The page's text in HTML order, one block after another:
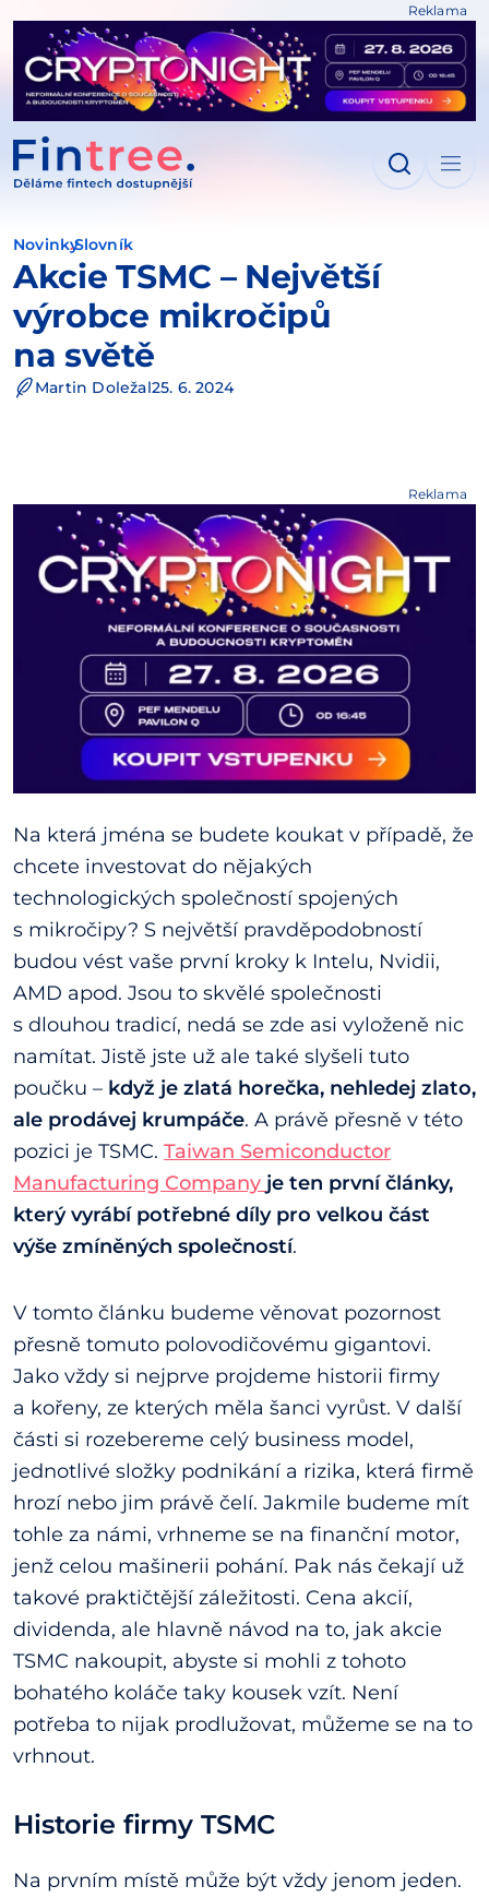
Reklama
NovinkySlovník
Akcie TSMC – Největší
výrobce mikročipů
na světě
Martin Doležal25. 6. 2024
Reklama
Na která jména se budete koukat v případě, že
chcete investovat do nějakých
technologických společností spojených
s mikročipy? S největší pravděpodobností
budou vést vaše první kroky k Intelu, Nvidii,
AMD apod. Jsou to skvělé společnosti
s dlouhou tradicí, nedá se zde asi vyloženě nic
namítat. Jistě jste už ale také slyšeli tuto
poučku – když je zlatá horečka, nehledej zlato,
ale prodávej krumpáče. A právě přesně v této
pozici je TSMC. Taiwan Semiconductor
Manufacturing Company je ten první články,
který vyrábí potřebné díly pro velkou část
výše zmíněných společností.
V tomto článku budeme věnovat pozornost
přesně tomuto polovodičovému gigantovi.
Jako vždy si nejprve projdeme historii firmy
a kořeny, ze kterých měla šanci vyrůst. V další
části si rozebereme celý business model,
jednotlivé složky podnikání a rizika, která firmě
hrozí nebo jim právě čelí. Jakmile budeme mít
tohle za námi, vrhneme se na finanční motor,
jenž celou mašinerii pohání. Pak nás čekají už
takové praktičtější záležitosti. Cena akcií,
dividenda, ale hlavně návod na to, jak akcie
TSMC nakoupit, abyste si mohli z tohoto
bohatého koláče taky kousek vzít. Není
potřeba to nijak prodlužovat, můžeme se na to
vrhnout.
Historie firmy TSMC
Na prvním místě může být vždy jenom jeden.